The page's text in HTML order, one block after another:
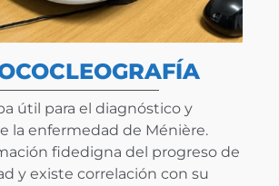
útil para el diagnóstico y
la enfermedad de Ménière.
fidedigna del progreso de
y existe correlación con su